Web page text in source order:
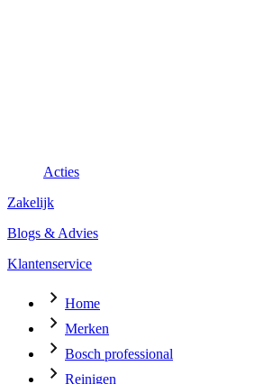
Acties
Zakelijk
Blogs & Advies
Klantenservice
Home
Merken
Bosch professional
Reinigen